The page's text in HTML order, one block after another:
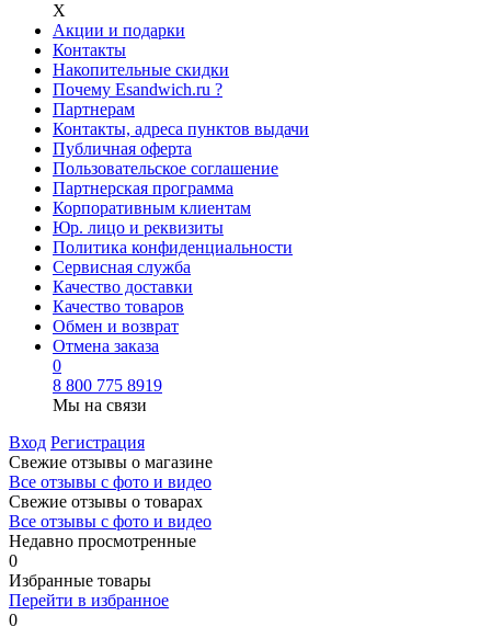
Х
Акции и подарки
Контакты
Накопительные скидки
Почему Esandwich.ru ?
Партнерам
Контакты, адреса пунктов выдачи
Публичная оферта
Пользовательское соглашение
Партнерская программа
Корпоративным клиентам
Юр. лицо и реквизиты
Политика конфиденциальности
Сервисная служба
Качество доставки
Качество товаров
Обмен и возврат
Отмена заказа
0
8 800 775 8919
Мы на связи
Вход Регистрация
Свежие отзывы о магазине
Все отзывы с фото и видео
Свежие отзывы о товарах
Все отзывы c фото и видео
Недавно просмотренные
0
Избранные товары
Перейти в избранное
0